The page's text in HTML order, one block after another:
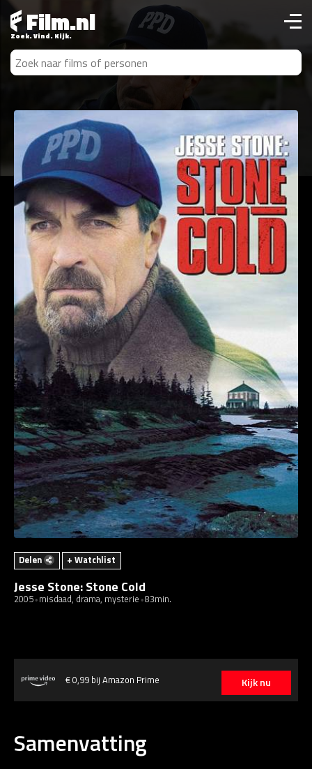
Film.nl
Zoek. Vind. Kijk.
Delen + Watchlist
Jesse Stone: Stone Cold
2005 misdaad, drama, mysterie 83min.
Kijk nu
€ 0,99 bij Amazon Prime
Samenvatting